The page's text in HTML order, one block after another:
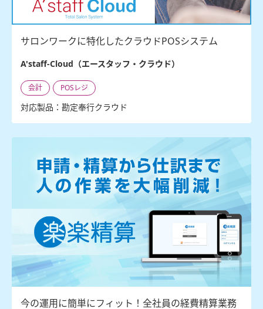
サロンワークに特化したクラウドPOSシステム
A'staff-Cloud（エースタッフ・クラウド）
会計 POSレジ
対応製品：勘定奉行クラウド
今の運用に簡単にフィット！全社員の経費精算業務